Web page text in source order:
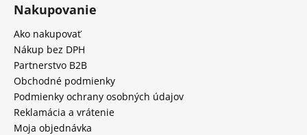
Nakupovanie
Ako nakupovať
Nákup bez DPH
Partnerstvo B2B
Obchodné podmienky
Podmienky ochrany osobných údajov
Reklamácia a vrátenie
Moja objednávka